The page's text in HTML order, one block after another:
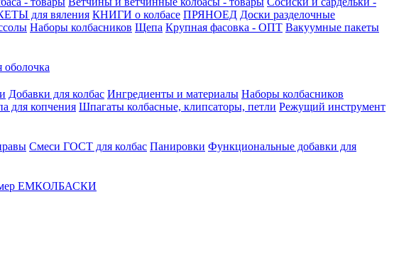
для вяления КНИГИ о колбасе ПРЯНОЕД Доски разделочные
Наборы колбасников Щепа Крупная фасовка - ОПТ Вакуумные пакеты
оболочка
Добавки для колбас Ингредиенты и материалы Наборы колбасников
для копчения Шпагаты колбасные, клипсаторы, петли Режущий инструмент
Смеси ГОСТ для колбас Панировки Функциональные добавки для
ЕМКОЛБАСКИ